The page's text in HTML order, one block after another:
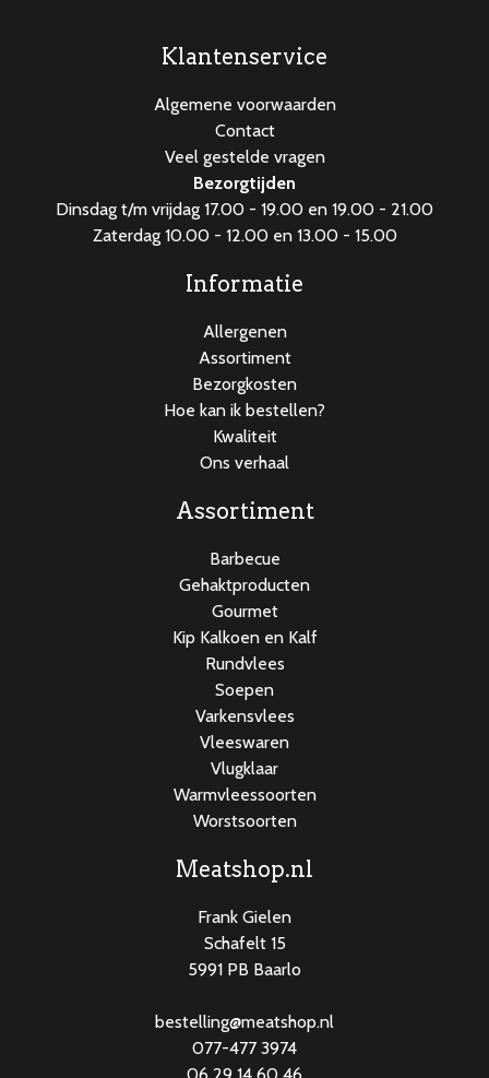
Klantenservice
Algemene voorwaarden
Contact
Veel gestelde vragen
Bezorgtijden
Dinsdag t/m vrijdag 17.00 - 19.00 en 19.00 - 21.00
Zaterdag 10.00 - 12.00 en 13.00 - 15.00
Informatie
Allergenen
Assortiment
Bezorgkosten
Hoe kan ik bestellen?
Kwaliteit
Ons verhaal
Assortiment
Barbecue
Gehaktproducten
Gourmet
Kip Kalkoen en Kalf
Rundvlees
Soepen
Varkensvlees
Vleeswaren
Vlugklaar
Warmvleessoorten
Worstsoorten
Meatshop.nl
Frank Gielen
Schafelt 15
5991 PB Baarlo
bestelling@meatshop.nl
077-477 3974
06 29 14 60 46